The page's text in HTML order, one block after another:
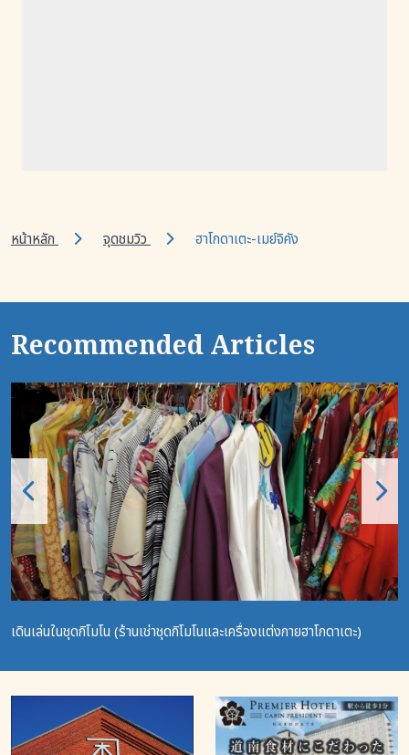
หน้าหลัก จุดชมวิว ฮาโกดาเตะ-เมย์จิคัง
Recommended Articles
เดินเล่นในชุดกิโมโน (ร้านเช่าชุดกิโมโนและเครื่องแต่งกายฮาโกดาเตะ)